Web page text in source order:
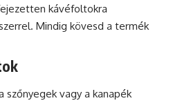
kávéfoltokra
Mindig kövesd a termék
vagy a kanapék